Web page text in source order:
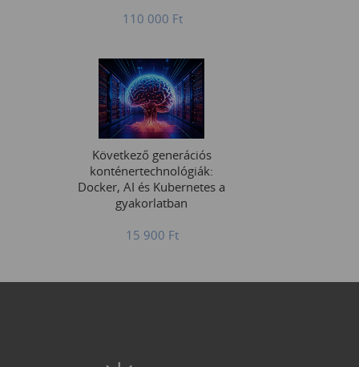
110 000 Ft
Következő generációs
konténertechnológiák:
Docker, AI és Kubernetes a
gyakorlatban
15 900 Ft